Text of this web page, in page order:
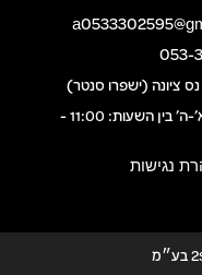
053-
פתוחים: א׳-ה׳ בין השעות: 11:00 -
נגישות